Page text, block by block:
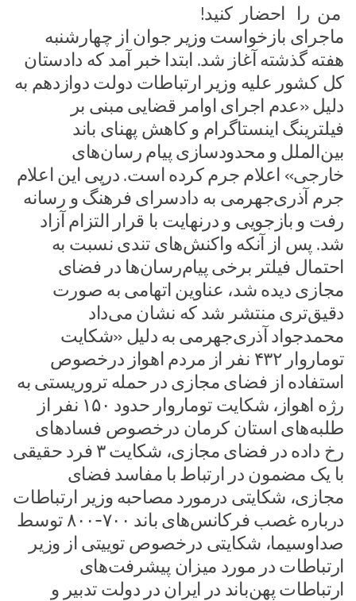
من را احضار کنید!
ماجرای بازخواست وزیر جوان از چهارشنبه
هفته گذشته آغاز شد. ابتدا خبر آمد که دادستان
کل کشور علیه وزیر ارتباطات دولت دوازدهم به
دلیل «عدم اجرای اوامر قضایی مبنی بر
فیلترینگ اینستاگرام و کاهش پهنای باند
بین‌الملل و محدودسازی پیام رسان‌های
خارجی» اعلام جرم کرده است. درپی این اعلام
جرم آذری‌جهرمی به دادسرای فرهنگ و رسانه
رفت و بازجویی و درنهایت با قرار التزام آزاد
شد. پس از آنکه واکنش‌های تندی نسبت به
احتمال فیلتر برخی پیام‌رسان‌ها در فضای
مجازی دیده‌ شد، عناوین اتهامی به صورت
دقیق‌تری منتشر شد که نشان می‌داد
محمد‌جواد آذری‌جهرمی به‌ دلیل «شکایت
تومار‌وار ۴۳۲ نفر از مردم اهواز درخصوص
استفاده از فضای مجازی در حمله تروریستی به
رژه اهواز، شکایت توماروار حدود ۱۵۰ نفر از
طلبه‌های استان کرمان درخصوص فسادهای
رخ داده در فضای مجازی، شکایت ۳ فرد حقیقی
با یک مضمون در ارتباط با مفاسد فضای
مجازی، شکایتی درمورد مصاحبه وزیر ارتباطات
درباره غصب فرکانس‌های باند ۷۰۰-۸۰۰ توسط
صداوسیما، شکایتی در‌خصوص توییتی از وزیر
ارتباطات در مورد میزان پیشرفت‌های
ارتباطات پهن‌باند در ایران در دولت تدبیر و